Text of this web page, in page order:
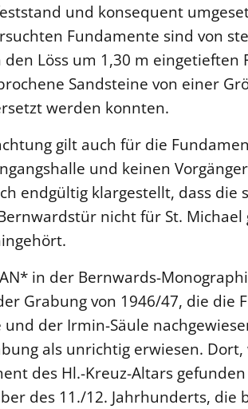
und konsequent
Fundamente sind von
den Löss um 1,30 m
Sandsteine von einer
werden konnten.
gilt auch für die
und keinen
endgültig klargestellt, dass die
nicht für St.
in der Bernwards-
Grabung von 1946/47, die die
und der Irmin-Säule
als unrichtig erwiesen.
des Hl.-Kreuz-Altars
des 11./12. Jahrhunderts, die